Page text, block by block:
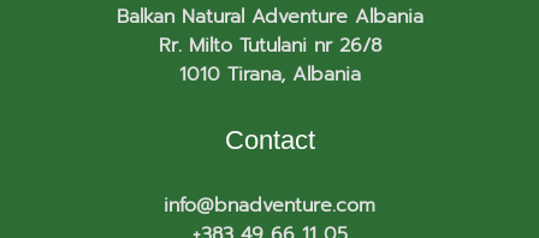
Balkan Natural Adventure Albania
Rr. Milto Tutulani nr 26/8
1010 Tirana, Albania
Contact
info@bnadventure.com